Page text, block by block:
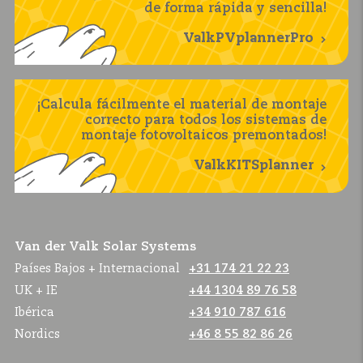
de forma rápida y sencilla!
ValkPVplannerPro
¡Calcula fácilmente el material de montaje
correcto para todos los sistemas de
montaje fotovoltaicos premontados!
ValkKITSplanner
Van der Valk Solar Systems
Países Bajos + Internacional
+31 174 21 22 23
UK + IE
+44 1304 89 76 58
Ibérica
+34 910 787 616
Nordics
+46 8 55 82 86 26